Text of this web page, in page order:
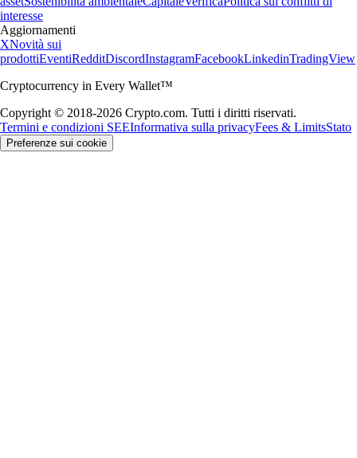
interesse
Aggiornamenti
XNovità sui
prodottiEventiRedditDiscordInstagramFacebookLinkedinTradingView
Cryptocurrency in Every Wallet™
Copyright © 2018-2026 Crypto.com. Tutti i diritti riservati.
Termini e condizioni SEEInformativa sulla privacyFees & LimitsStato
Preferenze sui cookie